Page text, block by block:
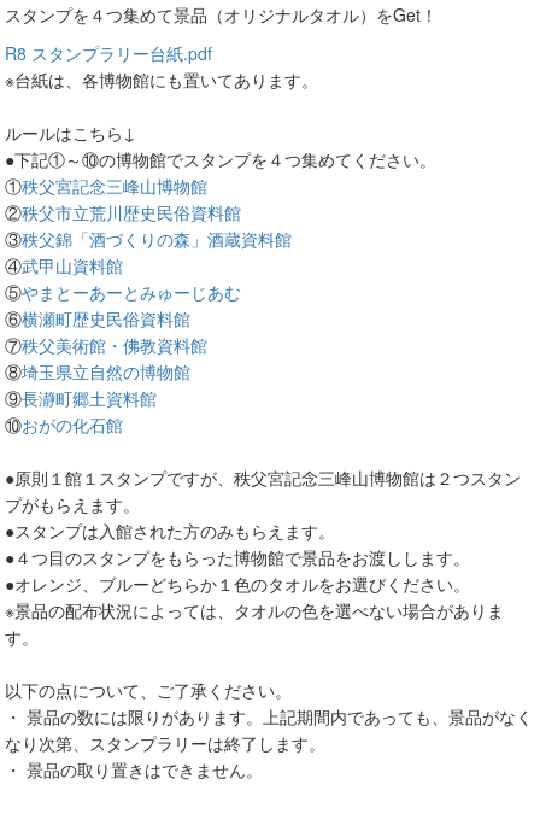
スタンプを４つ集めて景品（オリジナルタオル）をGet！
R8 スタンプラリー台紙.pdf
※台紙は、各博物館にも置いてあります。
ルールはこちら↓
●下記①～⑩の博物館でスタンプを４つ集めてください。
①秩父宮記念三峰山博物館
②秩父市立荒川歴史民俗資料館
③秩父錦「酒づくりの森」酒蔵資料館
④武甲山資料館
⑤やまとーあーとみゅーじあむ
⑥横瀬町歴史民俗資料館
⑦秩父美術館・佛教資料館
⑧埼玉県立自然の博物館
⑨長瀞町郷土資料館
⑩おがの化石館
●原則１館１スタンプですが、秩父宮記念三峰山博物館は２つスタン
プがもらえます。
●スタンプは入館された方のみもらえます。
●４つ目のスタンプをもらった博物館で景品をお渡しします。
●オレンジ、ブルーどちらか１色のタオルをお選びください。
※景品の配布状況によっては、タオルの色を選べない場合がありま
す。
以下の点について、ご了承ください。
・ 景品の数には限りがあります。上記期間内であっても、景品がなく
なり次第、スタンプラリーは終了します。
・ 景品の取り置きはできません。